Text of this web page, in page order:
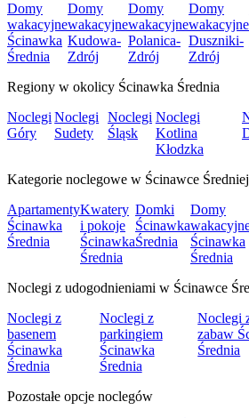
Domy
wakacyjne
Ścinawka
Średnia
Domy
wakacyjne
Kudowa-
Zdrój
Domy
wakacyjne
Polanica-
Zdrój
Domy
wakacyjne
Duszniki-
Zdrój
Regiony w okolicy Ścinawka Średnia
Noclegi
Góry
Noclegi
Sudety
Noclegi
Śląsk
Noclegi
Kotlina
Kłodzka
Kategorie noclegowe w Ścinawce Średniej
Apartamenty
Ścinawka
Średnia
Kwatery
i pokoje
Ścinawka
Średnia
Domki
Ścinawka
Średnia
Domy
Ścinawka
Średnia
Noclegi z udogodnieniami w Ścinawce
Noclegi z
basenem
Ścinawka
Średnia
Noclegi z
parkingiem
Ścinawka
Średnia
Noclegi
zabaw
Średnia
Pozostałe opcje noclegów